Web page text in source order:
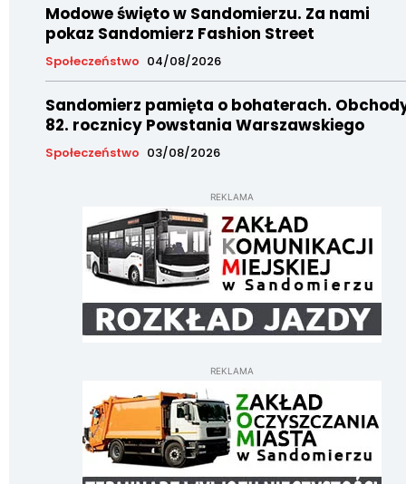
Modowe święto w Sandomierzu. Za nami
pokaz Sandomierz Fashion Street
Społeczeństwo 04/08/2026
Sandomierz pamięta o bohaterach.
82. rocznicy Powstania Warszawskiego
Społeczeństwo 03/08/2026
REKLAMA
REKLAMA